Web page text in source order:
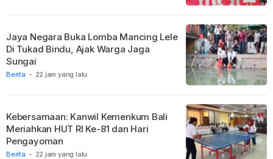
Berita - 22 jam yang lalu
Jaya Negara Buka Lomba Mancing Lele
Di Tukad Bindu, Ajak Warga Jaga
Sungai
Berita - 22 jam yang lalu
Kebersamaan: Kanwil Kemenkum Bali
Meriahkan HUT RI Ke-81 dan Hari
Pengayoman